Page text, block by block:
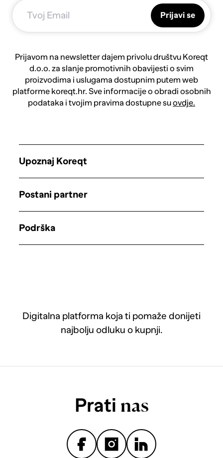
Prijavi se
Prijavom na newsletter dajem privolu društvu Koreqt
d.o.o. za slanje promotivnih obavijesti o svim
proizvodima i uslugama dostupnim putem web
platforme koreqt.hr. Sve informacije o obradi osobnih
podataka i tvojim pravima dostupne suovdje.
Digitalna platforma koja ti pomaže donijeti
najbolju odluku o kupnji.
Upoznaj Koreqt
Postani partner
Podrška
Prati nas